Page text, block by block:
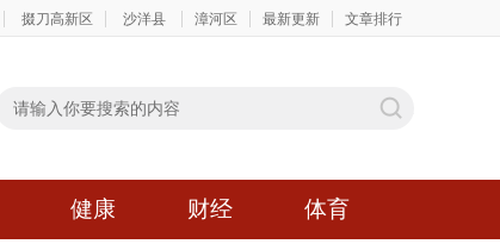
掇刀高新区 沙洋县 漳河区 最新更新 文章排行
健康 财经 体育